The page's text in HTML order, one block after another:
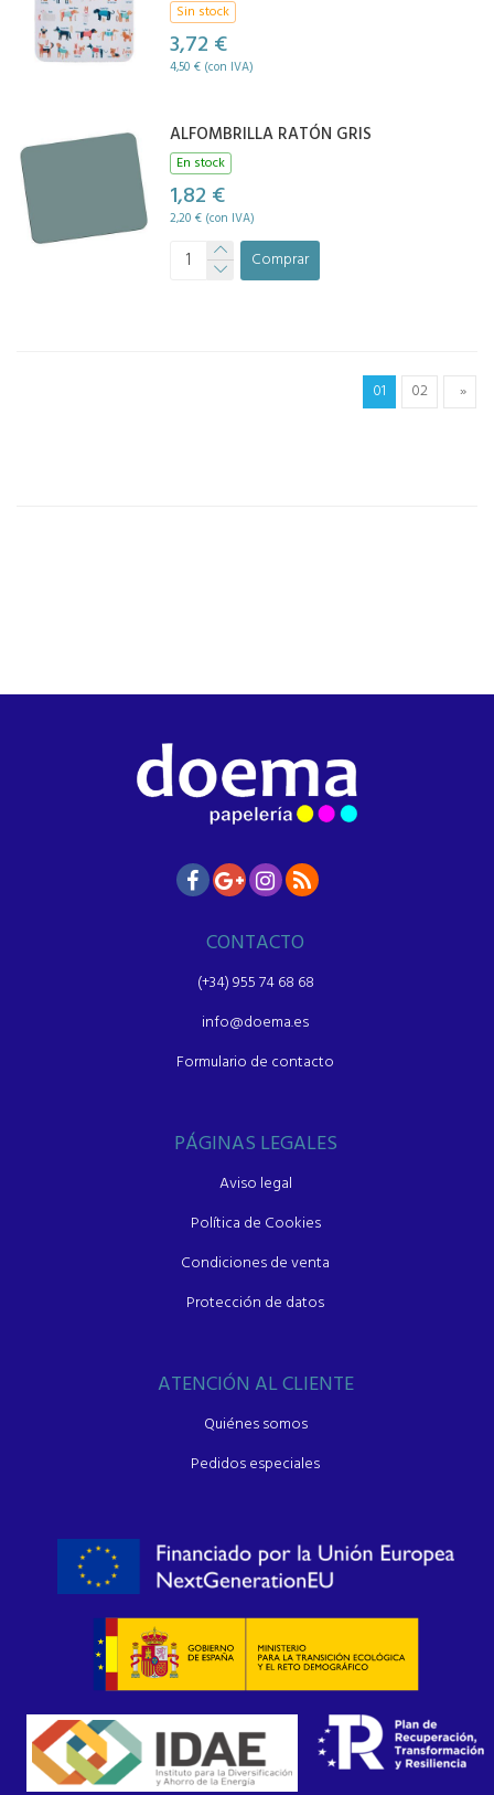
Sin stock
3,72 €
4,50 € (con IVA)
ALFOMBRILLA RATÓN GRIS
En stock
1,82 €
2,20 € (con IVA)
Comprar
01 02 »
CONTACTO
(+34) 955 74 68 68
info@doema.es
Formulario de contacto
PÁGINAS LEGALES
Aviso legal
Política de Cookies
Condiciones de venta
Protección de datos
ATENCIÓN AL CLIENTE
Quiénes somos
Pedidos especiales